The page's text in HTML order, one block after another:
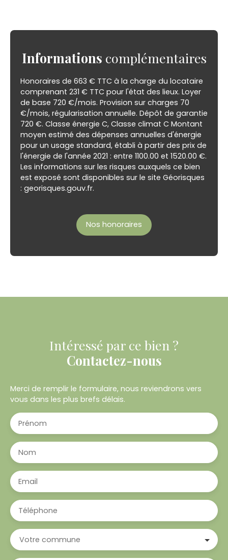
Informations complémentaires
Honoraires de 663 € TTC à la charge du locataire
comprenant 231 € TTC pour l'état des lieux. Loyer
de base 720 €/mois. Provision sur charges 70
€/mois, régularisation annuelle. Dépôt de garantie
720 €. Classe énergie C, Classe climat C Montant
moyen estimé des dépenses annuelles d'énergie
pour un usage standard, établi à partir des prix de
l'énergie de l'année 2021 : entre 1100.00 et 1520.00 €.
Les informations sur les risques auxquels ce bien
est exposé sont disponibles sur le site Géorisques
: georisques.gouv.fr.
Nos honoraires
Intéressé par ce bien ?
Contactez-nous
Merci de remplir le formulaire, nous reviendrons vers
vous dans les plus brefs délais.
Prénom
Nom
Email
Téléphone
Votre commune